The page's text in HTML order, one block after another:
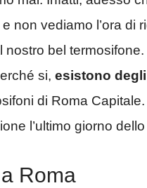
non vediamo l’ora di
bel
si, esistono
di Roma
l’ultimo giorno
Roma